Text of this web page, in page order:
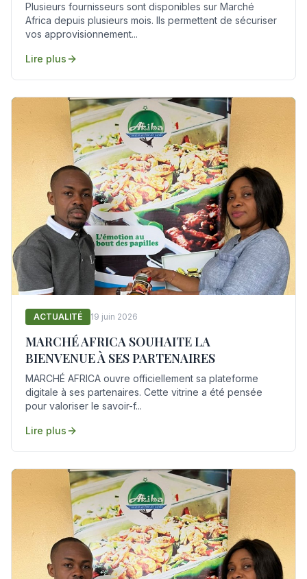
Plusieurs fournisseurs sont disponibles sur Marché
Africa depuis plusieurs mois. Ils permettent de sécuriser
vos approvisionnement...
Lire plus
ACTUALITÉ 19 juin 2026
MARCHÉ AFRICA SOUHAITE LA
BIENVENUE À SES PARTENAIRES
MARCHÉ AFRICA ouvre officiellement sa plateforme
digitale à ses partenaires. Cette vitrine a été pensée
pour valoriser le savoir-f...
Lire plus